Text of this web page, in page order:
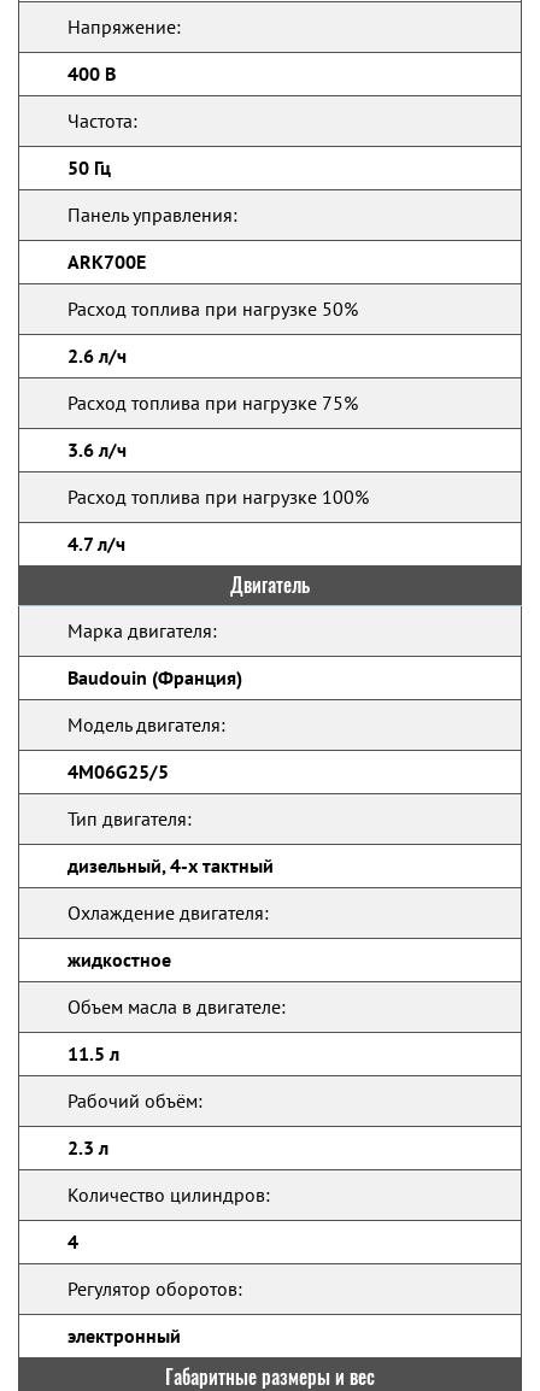
Напряжение:
400 В
Частота:
50 Гц
Панель управления:
ARK700E
Расход топлива при нагрузке 50%
2.6 л/ч
Расход топлива при нагрузке 75%
3.6 л/ч
Расход топлива при нагрузке 100%
4.7 л/ч
Двигатель
Марка двигателя:
Baudouin (Франция)
Модель двигателя:
4M06G25/5
Тип двигателя:
дизельный, 4-х тактный
Охлаждение двигателя:
жидкостное
Объем масла в двигателе:
11.5 л
Рабочий объём:
2.3 л
Количество цилиндров:
4
Регулятор оборотов:
электронный
Габаритные размеры и вес